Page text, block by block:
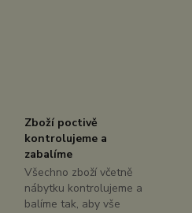
Zboží poctivě
kontrolujeme a
zabalíme
Všechno zboží včetně
nábytku kontrolujeme a
balíme tak, aby vše